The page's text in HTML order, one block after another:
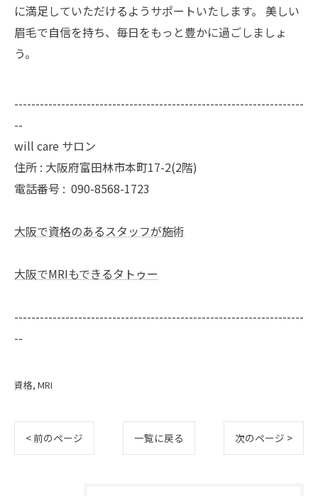
に満足していただけるようサポートいたします。 美しい
眉毛で自信を持ち、毎日をもっと豊かに過ごしましょ
う。
--------------------------------------------------------------------
--
will care サロン
住所 : 大阪府富田林市本町17-2(2階)
電話番号 : 090-8568-1723
大阪で資格のあるスタッフが施術
大阪でMRIもできるタトゥー
--------------------------------------------------------------------
--
資格 MRI
< 前のページ 一覧に戻る 次のページ >